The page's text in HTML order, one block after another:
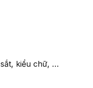
kiểu chữ, …